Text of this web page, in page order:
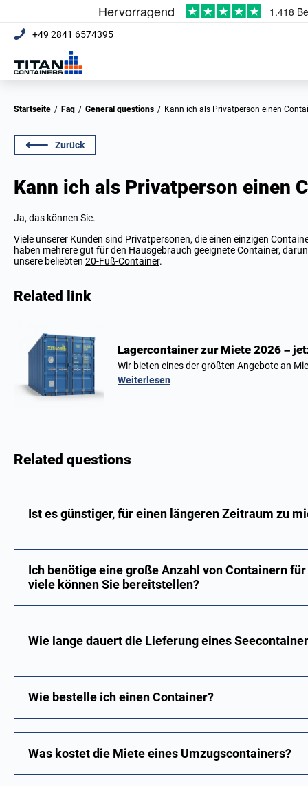
+49 2841 6574395
Startseite / Faq / General questions / Kann ich als Privatperson einen
Zurück
Kann ich als Privatperson einen
Ja, das können Sie.
Viele unserer Kunden sind Privatpersonen, die einen einzigen
haben mehrere gut für den Hausgebrauch geeignete Container,
unsere beliebten 20-Fuß-Container.
Related link
Lagercontainer zur Miete 2026 –
Wir bieten eines der größten Angebote an
Weiterlesen
Related questions
Ist es günstiger, für einen längeren Zeitraum zu
Ich benötige eine große Anzahl von Containern
viele können Sie bereitstellen?
Wie lange dauert die Lieferung eines
Wie bestelle ich einen Container?
Was kostet die Miete eines Umzugscontainers?